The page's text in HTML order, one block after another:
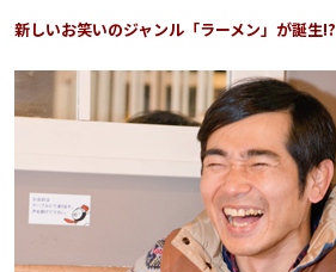
新しいお笑いのジャンル「ラーメン」が誕生!?